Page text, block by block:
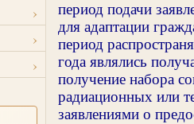
›
›
›
период подачи
для адаптации
период
года являлись
получение набора
радиационных или
заявлениями о